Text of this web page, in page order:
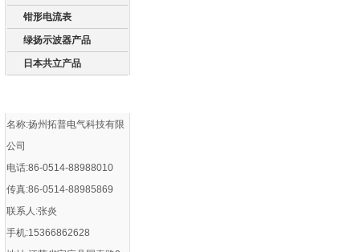
钳形电流表
绿扬示波器产品
日本共立产品
名称:扬州拓普电气科技有限
公司
电话:86-0514-88988010
传真:86-0514-88985869
联系人:张炎
手机:15366862628